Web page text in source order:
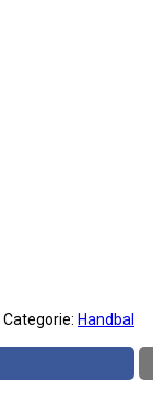
| Categorie: Handbal